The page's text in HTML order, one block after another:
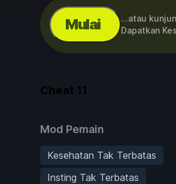
Mulai ...atau
Dapatkan
Cheat 11
Mod Pemain
Kesehatan Tak Terbatas
Insting Tak Terbatas